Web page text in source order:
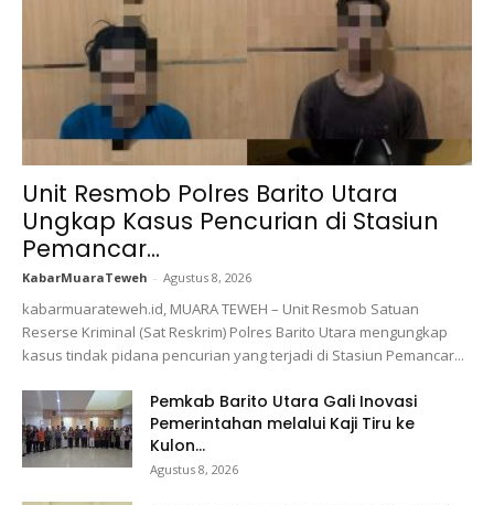
Unit Resmob Polres Barito Utara
Ungkap Kasus Pencurian di Stasiun
Pemancar...
KabarMuaraTeweh - Agustus 8, 2026
kabarmuarateweh.id, MUARA TEWEH – Unit Resmob Satuan
Reserse Kriminal (Sat Reskrim) Polres Barito Utara mengungkap
kasus tindak pidana pencurian yang terjadi di Stasiun Pemancar...
Pemkab Barito Utara Gali Inovasi
Pemerintahan melalui Kaji Tiru ke
Kulon...
Agustus 8, 2026